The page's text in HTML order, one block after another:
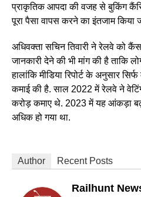
प्राकृतिक आपदा की वजह से बुकिंग
पूरा पैसा वापस करने का इंतजाम किया
अधिवक्ता सचिन तिवारी ने रेलवे को
जानकारी देने की भी मांग की है ताकि
हालांकि मीडिया रिपोर्ट के अनुसार
कमाई की है. साल 2022 में रेलवे ने
करोड़ कमाए थे. 2023 में यह आंकड़ा
अधिक हो गया था.
Author Recent Posts
Railhunt